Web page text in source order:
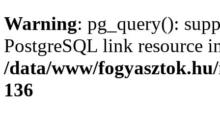
Warning: pg_query():
PostgreSQL link resource
/data/www/
136